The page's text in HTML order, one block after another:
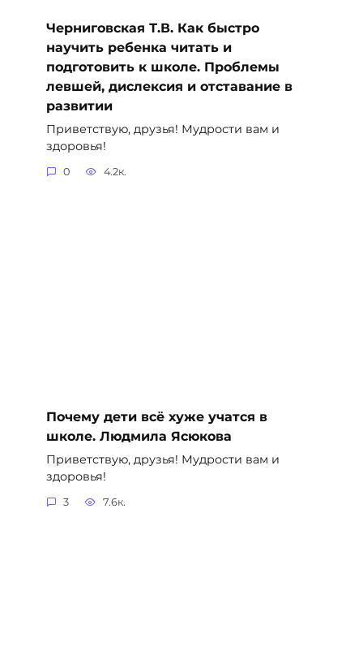
Черниговская Т.В. Как быстро
научить ребенка читать и
подготовить к школе. Проблемы
левшей, дислексия и отставание в
развитии
Приветствую, друзья! Мудрости вам и
здоровья!
0 4.2к.
Почему дети всё хуже учатся в
школе. Людмила Ясюкова
Приветствую, друзья! Мудрости вам и
здоровья!
3 7.6к.